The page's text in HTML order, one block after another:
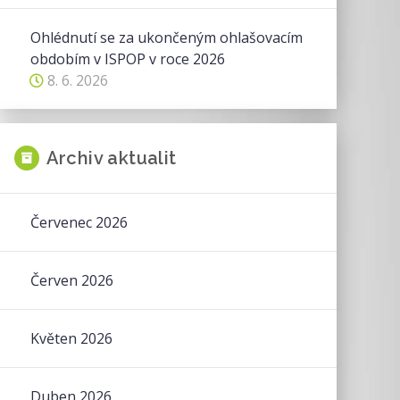
Ohlédnutí se za ukončeným ohlašovacím
obdobím v ISPOP v roce 2026
8. 6. 2026
Archiv aktualit
Červenec 2026
Červen 2026
Květen 2026